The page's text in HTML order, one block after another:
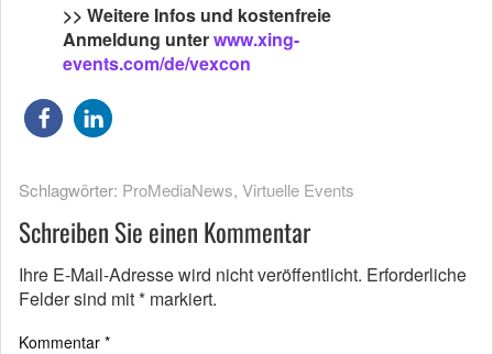
>> Weitere Infos und kostenfreie
Anmeldung unterwww.xing-
events.com/de/vexcon
Schlagwörter: ProMediaNews, Virtuelle Events
Schreiben Sie einen Kommentar
Ihre E-Mail-Adresse wird nicht veröffentlicht. Erforderliche
Felder sind mit* markiert.
Kommentar *